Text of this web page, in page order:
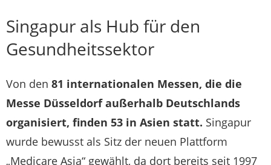
Singapur als Hub für den
Gesundheitssektor
Von den 81 internationalen Messen, die die
Messe Düsseldorf außerhalb Deutschlands
organisiert, finden 53 in Asien statt. Singapur
wurde bewusst als Sitz der neuen Plattform
„Medicare Asia“ gewählt, da dort bereits seit 1997